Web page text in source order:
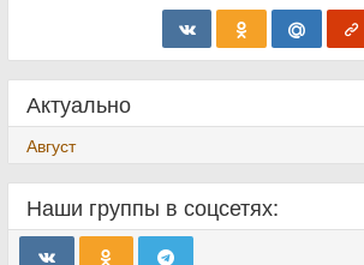
Актуально
Август
Наши группы в соцсетях: